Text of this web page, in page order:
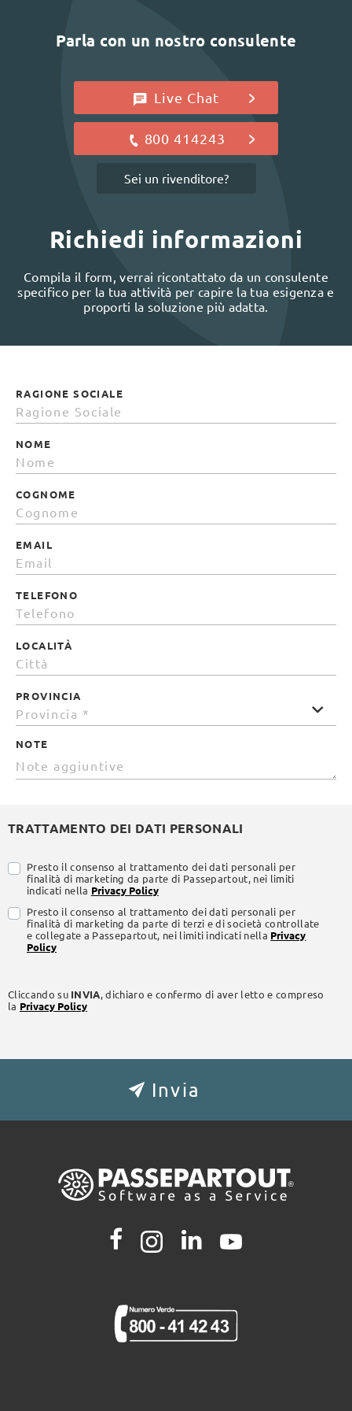
Parla con un nostro consulente
Live Chat
800 414243
Sei un rivenditore?
Richiedi informazioni
Compila il form, verrai ricontattato da un consulente
specifico per la tua attività per capire la tua esigenza e
proporti la soluzione più adatta.
RAGIONE SOCIALE
NOME
COGNOME
EMAIL
TELEFONO
LOCALITÀ
PROVINCIA
NOTE
TRATTAMENTO DEI DATI PERSONALI
Presto il consenso al trattamento dei dati personali per
finalità di marketing da parte di Passepartout, nei limiti
indicati nella Privacy Policy
Presto il consenso al trattamento dei dati personali per
finalità di marketing da parte di terzi e di società controllate
e collegate a Passepartout, nei limiti indicati nella Privacy
Policy
Cliccando su INVIA, dichiaro e confermo di aver letto e compreso
la Privacy Policy